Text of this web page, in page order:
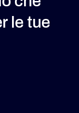
le tue